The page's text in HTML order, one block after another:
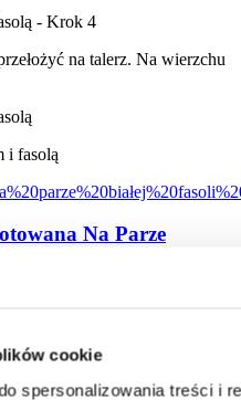
cookie
spersonalizowania treści i
na talerz. Na wierzchu
Na Parze
metod
Cannellini „Ugotowane na
charakteryzuje się idealnym
oraz utrzymaniem wielu
się jako składnik sałatek,
i wegańskich.